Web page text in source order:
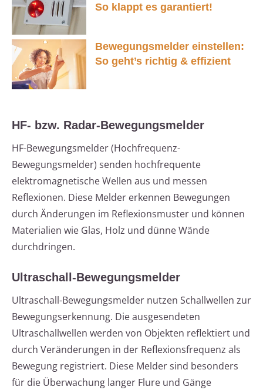
So klappt es garantiert!
Bewegungsmelder einstellen:
So geht’s richtig & effizient
HF- bzw. Radar-Bewegungsmelder
HF-Bewegungsmelder (Hochfrequenz-
Bewegungsmelder) senden hochfrequente
elektromagnetische Wellen aus und messen
Reflexionen. Diese Melder erkennen Bewegungen
durch Änderungen im Reflexionsmuster und können
Materialien wie Glas, Holz und dünne Wände
durchdringen.
Ultraschall-Bewegungsmelder
Ultraschall-Bewegungsmelder nutzen Schallwellen zur
Bewegungserkennung. Die ausgesendeten
Ultraschallwellen werden von Objekten reflektiert und
durch Veränderungen in der Reflexionsfrequenz als
Bewegung registriert. Diese Melder sind besonders
für die Überwachung langer Flure und Gänge